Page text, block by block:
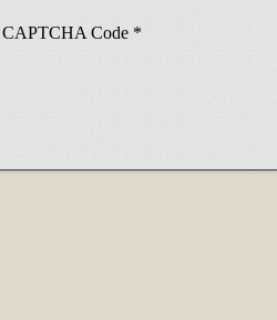
CAPTCHA Code *